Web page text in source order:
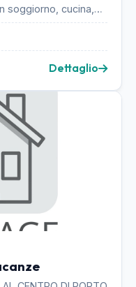
soggiorno, cucina,
Dettaglio